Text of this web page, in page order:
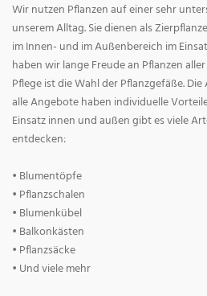
Wir nutzen Pflanzen auf einer sehr
unserem Alltag. Sie dienen als
im Innen- und im Außenbereich im
haben wir lange Freude an Pflanzen
Pflege ist die Wahl der Pflanzgefäße.
alle Angebote haben individuelle
Einsatz innen und außen gibt es viele
entdecken:
• Blumentöpfe
• Pflanzschalen
• Blumenkübel
• Balkonkästen
• Pflanzsäcke
• Und viele mehr